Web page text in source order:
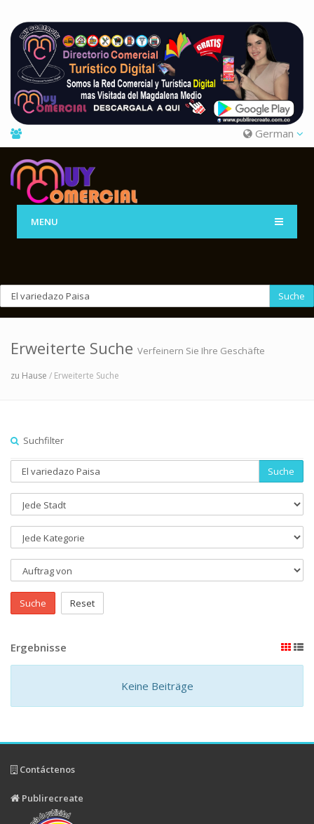
German
MENU
Suche
Erweiterte Suche Verfeinern Sie Ihre Geschäfte
zu Hause / Erweiterte Suche
Suchfilter
Suche
Suche Reset
Ergebnisse
Keine Beiträge
Contáctenos
Publirecreate